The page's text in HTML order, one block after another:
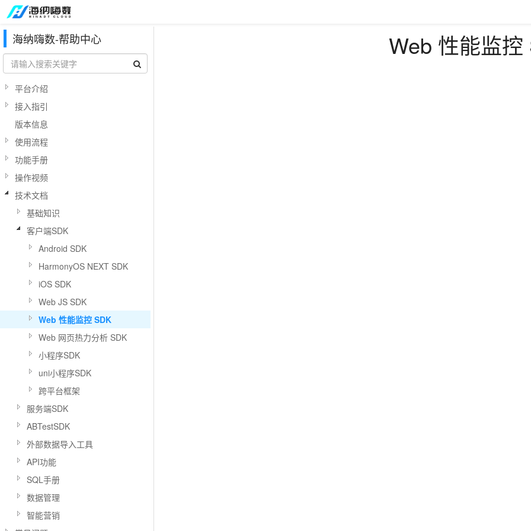
海纳嗨数-帮助中心
平台介绍
接入指引
版本信息
使用流程
功能手册
操作视频
技术文档
基础知识
客户端SDK
Android SDK
HarmonyOS NEXT SDK
iOS SDK
Web JS SDK
Web 性能监控 SDK
Web 网页热力分析 SDK
小程序SDK
uni小程序SDK
跨平台框架
服务端SDK
ABTestSDK
外部数据导入工具
API功能
SQL手册
数据管理
智能营销
Web 性能监控